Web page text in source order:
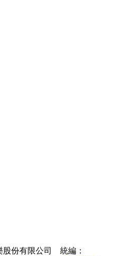
股份有限公司 統編：